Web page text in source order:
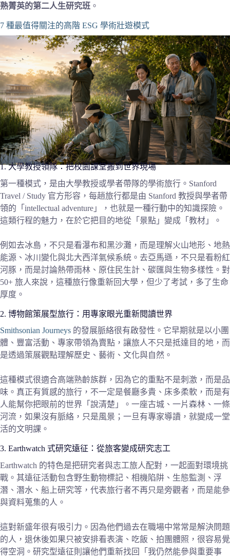
熟菁英的第二人生研究班 。
7 種最值得關注的高階 ESG 學術壯遊模式
1. 大學教授領隊：把校園課堂搬到世界現場
第一種模式，是由大學教授或學者帶隊的學術旅行。Stanford
Travel / Study 官方形容，每趟旅行都是由 Stanford 教授與學者帶
領的「intellectual adventure」，也就是一種行動中的知識探險。
這類行程的魅力，在於它把目的地從「景點」變成「教材」。
例如去冰島，不只是看瀑布和黑沙灘，而是理解火山地形、地熱
能源、冰川變化與北大西洋氣候系統。去亞馬遜，不只是看粉紅
河豚，而是討論熱帶雨林、原住民生計、碳匯與生物多樣性。對
50+ 旅人來說，這種旅行像重新回大學，但少了考試，多了生命
厚度。
2. 博物館策展型旅行：用專家眼光重新閱讀世界
Smithsonian Journeys 的發展脈絡很有啟發性。它早期就是以小團
體、豐富活動、專家帶領為賣點，讓旅人不只是抵達目的地，而
是透過策展觀點理解歷史、藝術、文化與自然。
這種模式很適合高端熟齡族群，因為它的重點不是刺激，而是品
味。真正有質感的旅行，不一定是餐廳多貴、床多柔軟，而是有
人能幫你把眼前的世界「說清楚」。一座古城、一片森林、一條
河流，如果沒有脈絡，只是風景；一旦有專家導讀，就變成一堂
活的文明課。
3. Earthwatch 式研究遠征：從旅客變成研究志工
Earthwatch 的特色是把研究者與志工旅人配對，一起面對環境挑
戰。其遠征活動包含野生動物標記、相機陷阱、生態監測、浮
潛、潛水、船上研究等，代表旅行者不再只是旁觀者，而是能參
與資料蒐集的人。
這對新盛年很有吸引力。因為他們過去在職場中常常是解決問題
的人，退休後如果只被安排看表演、吃飯、拍團體照，很容易覺
得空洞。研究型遠征則讓他們重新找回「我仍然能參與重要事